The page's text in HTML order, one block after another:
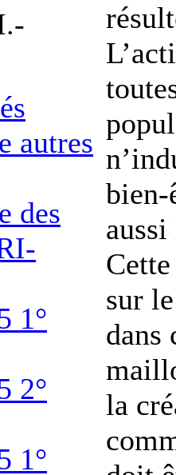
autres
des
1°
2°
1°
bien-
sur
dans
la